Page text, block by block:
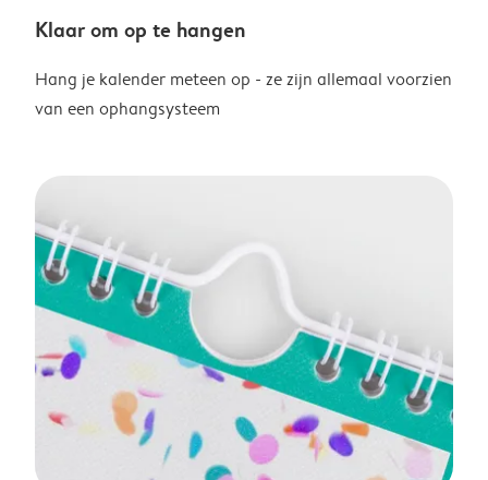
Klaar om op te hangen
Hang je kalender meteen op - ze zijn allemaal voorzien
van een ophangsysteem